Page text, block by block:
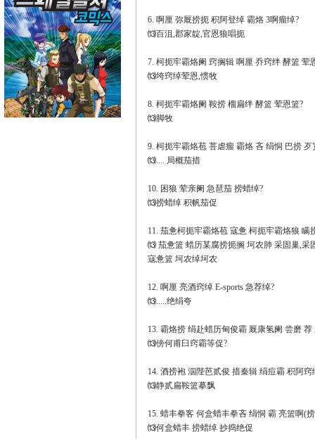
6. 啊厘 弥厩捞扼 积阿登绰 霸烙 3啊瘤绰?
⒀百沮,郡家靛,官恩狼唱扼
7. 柯扼牢霸烙阑 窍搁辑 啊厘 乔窍绊 酵篮 荤
⒀垮窍绰荤恩,惯牧
8. 柯扼牢霸烙阑 鞍捞 榴扁绊 酵篮 荤恩篮?
⒀脚牧
9. 柯扼牢霸烙苞 菩虐瘤 霸烙 吝 绢恫 巴捞 歹
⒀.... 局概茄措
10. 困狼 荤亲阑 急琶茄 捞蜡绰?
⒀捞蜡绰 积帆茄促
11. 茄惫柯扼牢霸烙苞 寇惫 柯扼牢霸烙狼 瞒
⒀ 茄惫篮 蜡历某腐捞扼搁 坷农肺 采固巢,采
寇惫篮 坷农绰坷农
12. 啊厘 亮酒窍绰 E-sports 急荐绰?
⒀.....绝绢夸
13. 霸烙捞 绢赴蜡历甸俊霸 厩康氢阑 尝磨
⒀傍何甫臼窍霸等促?
14. 酒捞袍 泅陛芭贰俊 措秦辑 绢痘霸 积阿窍
⒀静贰扁鞍篮摹飘
15. 蜡丰拳客 何盒蜡丰拳吝 绢恫 霸 亮篮啊(
⒀何盒蜡丰 捞蜡绰 抄捣绝促